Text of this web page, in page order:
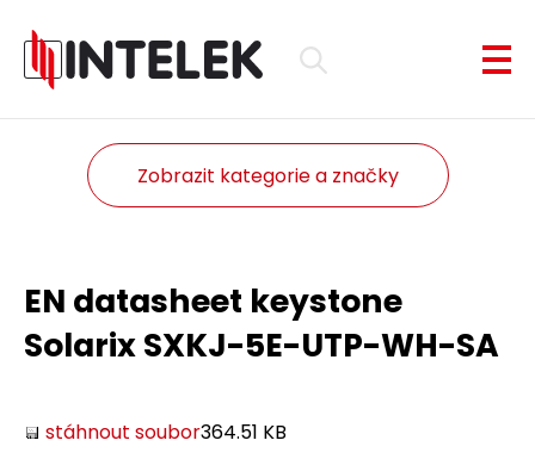
Zobrazit kategorie a značky
EN datasheet keystone
Solarix SXKJ-5E-UTP-WH-SA
stáhnout soubor364.51 KB